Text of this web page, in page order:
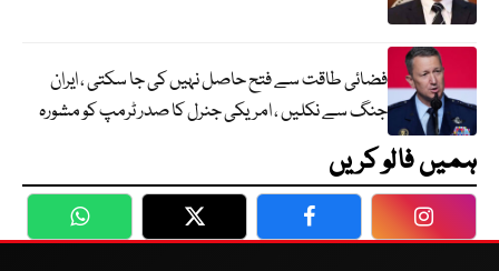
فضائی طاقت سے فتح حاصل نہیں کی جا سکتی ، ایران
جنگ سے نکلیں ، امریکی جنرل کا صدر ٹرمپ کو مشورہ
ہمیں فالو کریں
WhatsApp Twitter Facebook